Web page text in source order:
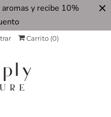
y recibe 10%
Carrito (0)